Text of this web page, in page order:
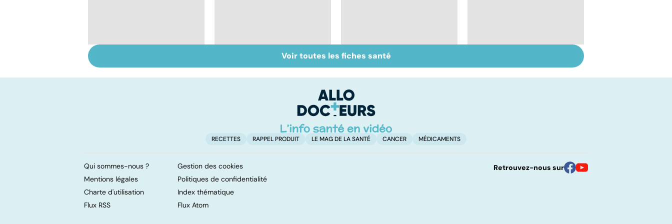
passage à l'acte
VIH : la maladie dont
on ne guérit pas
Un rhume, ça se
soigne ?
domicile, c'est facile !
Voir toutes les fiches santé
RECETTES RAPPEL PRODUIT LE MAG DE LA SANTÉ CANCER MÉDICAMENTS
Qui sommes-nous ?
Gestion des cookies
Mentions légales
Politiques de confidentialité
Charte d'utilisation
Index thématique
Flux RSS
Flux Atom
Retrouvez-nous sur